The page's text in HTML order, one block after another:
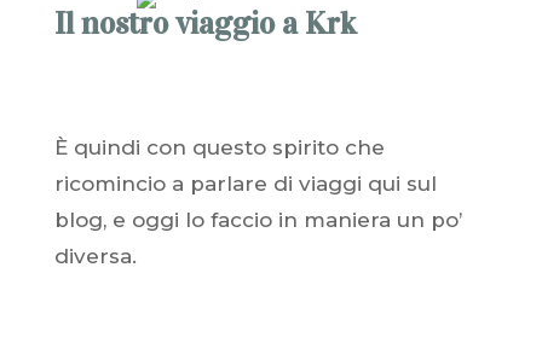
Il nostro viaggio a Krk
È quindi con questo spirito che
ricomincio a parlare di viaggi qui sul
blog, e oggi lo faccio in maniera un po’
diversa.